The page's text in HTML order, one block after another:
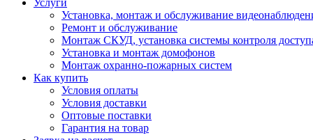
Услуги
Установка, монтаж и обслуживание
Ремонт и обслуживание
Монтаж СКУД, установка системы контроля
Установка и монтаж домофонов
Монтаж охранно-пожарных систем
Как купить
Условия оплаты
Условия доставки
Оптовые поставки
Гарантия на товар